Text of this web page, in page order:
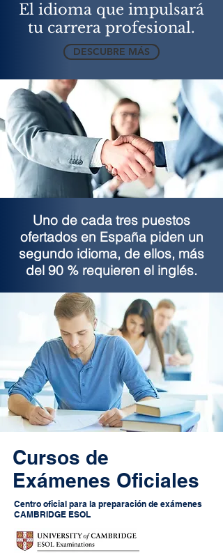
El idioma que impulsará
tu carrera profesional.
DESCUBRE MÁS
Uno de cada tres puestos
ofertados en España piden un
segundo idioma, de ellos, más
del 90 % requieren el inglés.
Cursos de
Exámenes Oficiales
Centro oficial para la preparación de exámenes
CAMBRIDGE ESOL